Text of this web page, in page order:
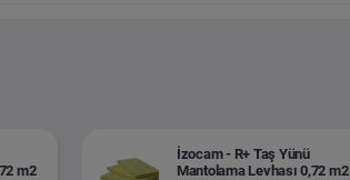
m2
İzocam - R+ Taş Yünü
Mantolama Levhası 0,72 m2